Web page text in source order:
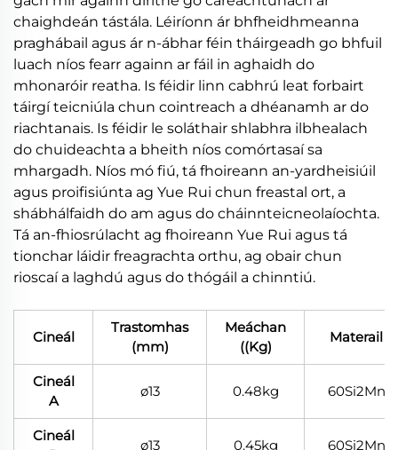
chaighdeán tástála. Léiríonn ár bhfheidhmeanna
praghábail agus ár n-ábhar féin tháirgeadh go bhfuil
luach níos fearr againn ar fáil in aghaidh do
mhonaróir reatha. Is féidir linn cabhrú leat forbairt
táirgí teicniúla chun cointreach a dhéanamh ar do
riachtanais. Is féidir le soláthair shlabhra ilbhealach
do chuideachta a bheith níos comórtasaí sa
mhargadh. Níos mó fiú, tá fhoireann an-yardheisiúil
agus proifisiúnta ag Yue Rui chun freastal ort, a
shábhálfaidh do am agus do cháinnteicneolaíochta.
Tá an-fhiosrúlacht ag fhoireann Yue Rui agus tá
tionchar láidir freagrachta orthu, ag obair chun
rioscaí a laghdú agus do thógáil a chinntiú.
Cineál
Trastomhas
(mm)
Meáchan
((Kg)
Materail
Cineál
A
ø13 0.48kg 60Si2Mn
Cineál
ø13 0.45kg 60Si2Mn